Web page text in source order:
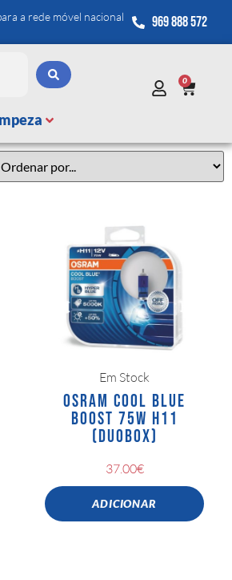
a rede móvel nacional 969 888 572
0
Em Stock
OSRAM COOL BLUE
BOOST 75W H11
(DUOBOX)
37.00€
ADICIONAR